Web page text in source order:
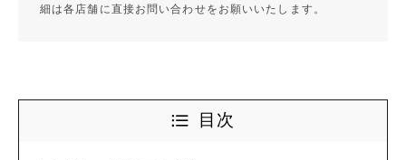
細は各店舗に直接お問い合わせをお願いいたします。
目次